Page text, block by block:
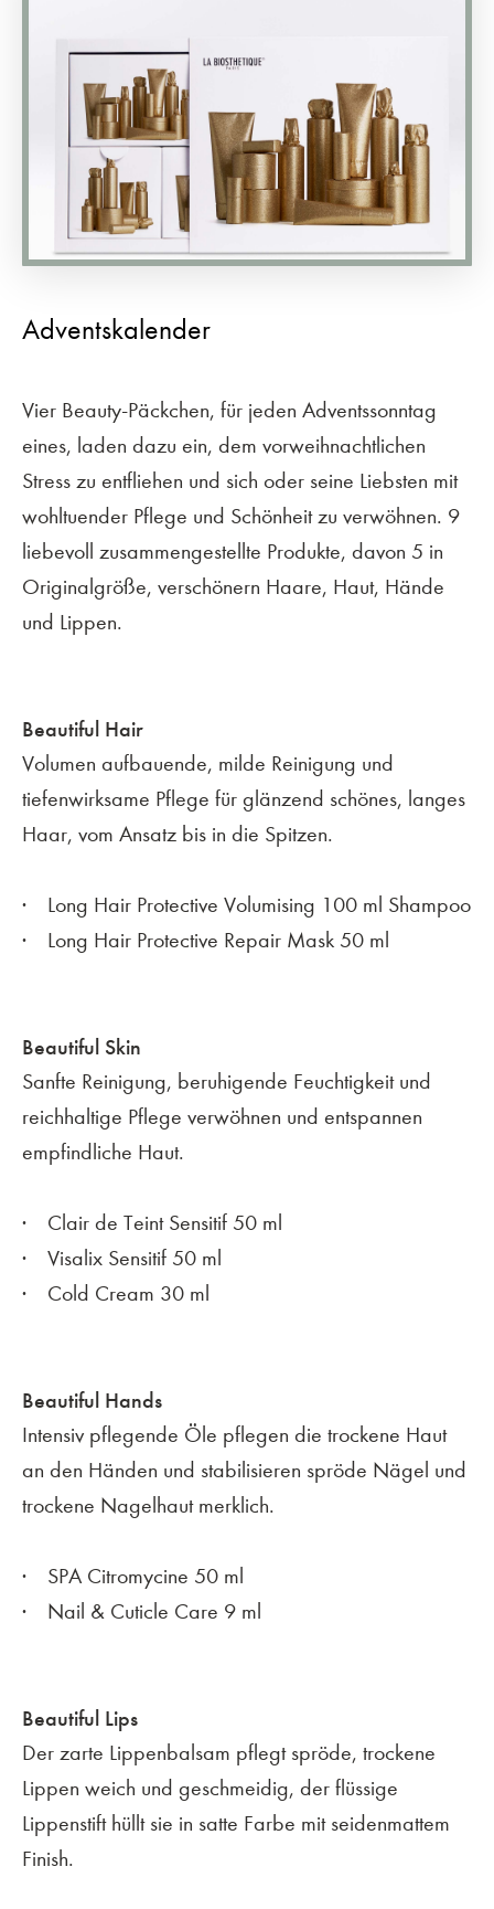
Adventskalender
Vier Beauty-Päckchen, für jeden Adventssonntag
eines, laden dazu ein, dem vorweihnachtlichen
Stress zu entfliehen und sich oder seine Liebsten mit
wohltuender Pflege und Schönheit zu verwöhnen. 9
liebevoll zusammengestellte Produkte, davon 5 in
Originalgröße, verschönern Haare, Haut, Hände
und Lippen.
Beautiful Hair
Volumen aufbauende, milde Reinigung und
tiefenwirksame Pflege für glänzend schönes, langes
Haar, vom Ansatz bis in die Spitzen.
Long Hair Protective Volumising 100 ml Shampoo
Long Hair Protective Repair Mask 50 ml
Beautiful Skin
Sanfte Reinigung, beruhigende Feuchtigkeit und
reichhaltige Pflege verwöhnen und entspannen
empfindliche Haut.
Clair de Teint Sensitif 50 ml
Visalix Sensitif 50 ml
Cold Cream 30 ml
Beautiful Hands
Intensiv pflegende Öle pflegen die trockene Haut
an den Händen und stabilisieren spröde Nägel und
trockene Nagelhaut merklich.
SPA Citromycine 50 ml
Nail & Cuticle Care 9 ml
Beautiful Lips
Der zarte Lippenbalsam pflegt spröde, trockene
Lippen weich und geschmeidig, der flüssige
Lippenstift hüllt sie in satte Farbe mit seidenmattem
Finish.